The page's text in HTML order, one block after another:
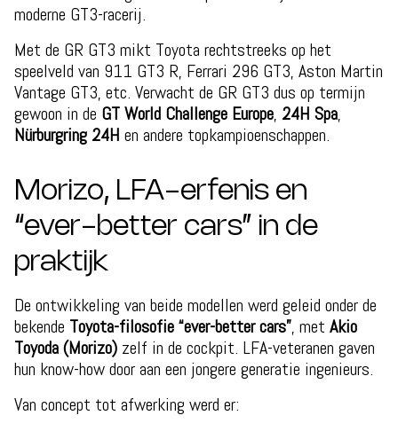
moderne GT3-racerij.
Met de GR GT3 mikt Toyota rechtstreeks op het
speelveld van 911 GT3 R, Ferrari 296 GT3, Aston Martin
Vantage GT3, etc. Verwacht de GR GT3 dus op termijn
gewoon in de GT World Challenge Europe, 24H Spa,
Nürburgring 24H en andere topkampioenschappen.
Morizo, LFA-erfenis en
“ever-better cars” in de
praktijk
De ontwikkeling van beide modellen werd geleid onder de
bekende Toyota-filosofie “ever-better cars”, met Akio
Toyoda (Morizo) zelf in de cockpit. LFA-veteranen gaven
hun know-how door aan een jongere generatie ingenieurs.
Van concept tot afwerking werd er: